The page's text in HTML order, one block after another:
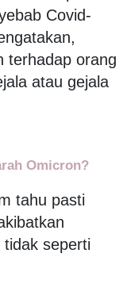
Covid-
terhadap orang
atau gejala
Omicron?
tahu pasti
seperti